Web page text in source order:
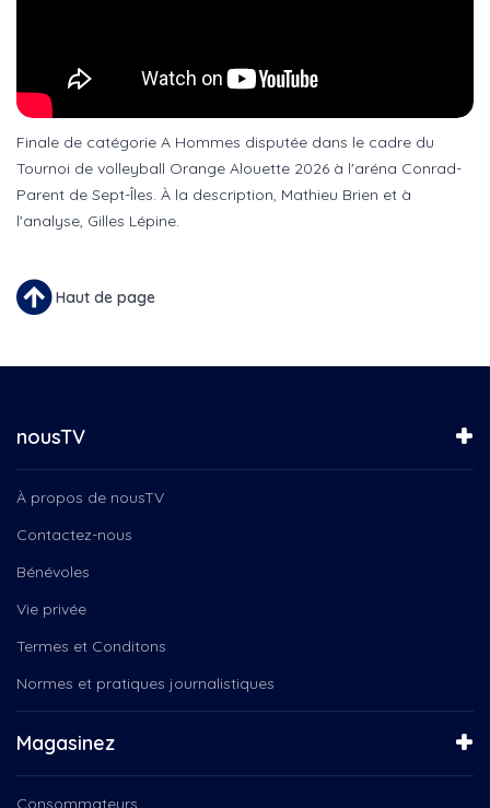
Finale de catégorie A Hommes disputée dans le cadre du
Tournoi de volleyball Orange Alouette 2026 à l'aréna Conrad-
Parent de Sept-Îles. À la description, Mathieu Brien et à
l'analyse, Gilles Lépine.
Haut de page
nousTV
À propos de nousTV
Contactez-nous
Bénévoles
Vie privée
Termes et Conditons
Normes et pratiques journalistiques
Magasinez
Consommateurs